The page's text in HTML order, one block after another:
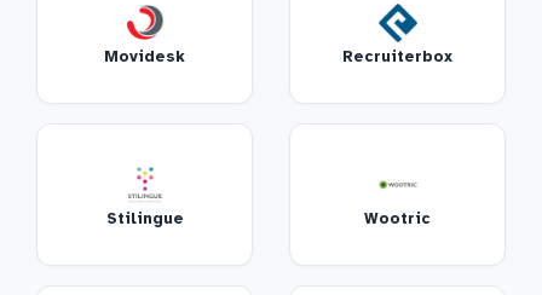
Movidesk Recruiterbox
Stilingue Wootric